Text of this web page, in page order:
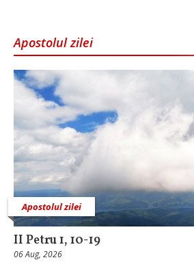
Apostolul zilei
Apostolul zilei
II Petru 1, 10-19
06 Aug, 2026